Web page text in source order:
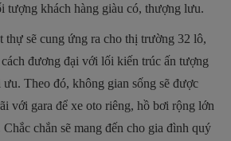
tượng khách hàng giàu có, thượng lưu.
thự sẽ cung ứng ra cho thị trường 32 lô,
đương đại với lối kiến trúc ấn tượng
Theo đó, không gian sống sẽ được
với gara để xe oto riêng, hồ bơi rộng lớn
chắn sẽ mang đến cho gia đình quý